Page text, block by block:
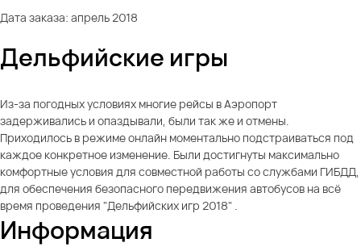
Дата заказа: апрель 2018
Дельфийские игры
Из-за погодных условиях многие рейсы в Аэропорт
задерживались и опаздывали, были так же и отмены.
Приходилось в режиме онлайн моментально подстраиваться под
каждое конкретное изменение. Были достигнуты максимально
комфортные условия для совместной работы со службами ГИБДД,
для обеспечения безопасного передвижения автобусов на всё
время проведения "Дельфийских игр 2018" .
Информация